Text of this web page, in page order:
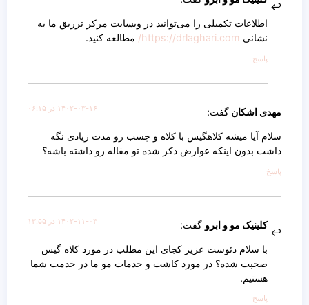
اطلاعات تکمیلی را می‌توانید در وبسایت مرکز تزریق ما به
نشانی https://drlaghari.com/ مطالعه کنید.
پاسخ
مهدی اشکان گفت: ۱۴۰۲-۰۳-۱۶ در ۰۶:۱۵
سلام آیا میشه کلاهگیس با کلاه و چسب رو مدت زیادی نگه
داشت بدون اینکه عوارض ذکر شده تو مقاله رو داشته باشه؟
پاسخ
کلینیک مو و ابرو گفت: ۱۴۰۲-۱۱-۰۳ در ۱۳:۵۵
با سلام دئوست عزیز کجای این مطلب در مورد کلاه گیس
صحبت شده؟ در مورد کاشت و خدمات مو ما در خدمت شما
هستیم.
پاسخ